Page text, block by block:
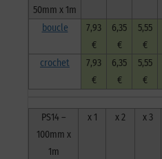
50mm x 1m
boucle
7,93
€
6,35
€
5,55
€
crochet
7,93
€
6,35
€
5,55
€
PS14 –
100mm x
1m
x 1 x 2 x 3